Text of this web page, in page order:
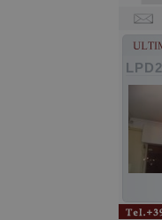
LPD2